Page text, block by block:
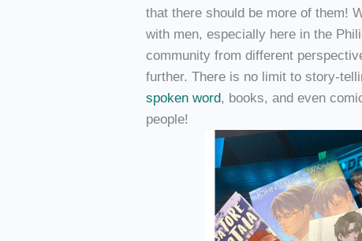
that there should be more of them!
with men, especially here in the
community from different
further. There is no limit to story-
spoken word, books, and even
people!